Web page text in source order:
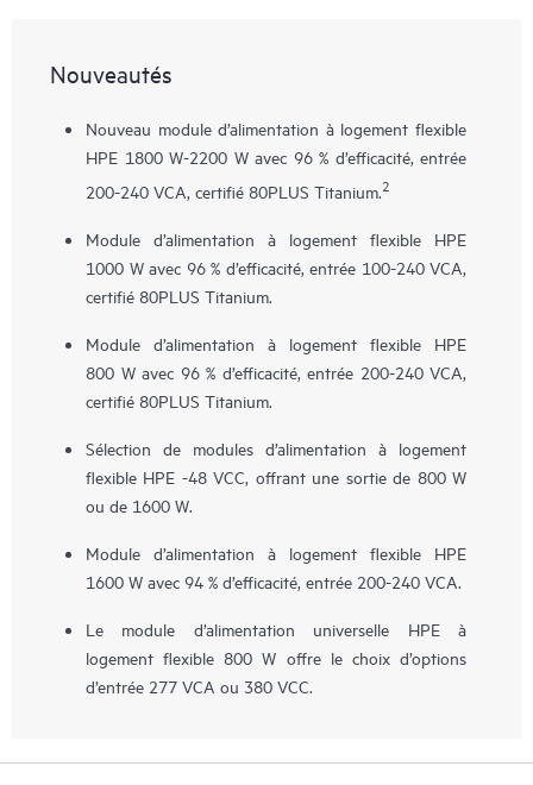
Nouveautés
Nouveau module d’alimentation à logement flexible
HPE 1800 W-2200 W avec 96 % d’efficacité, entrée
200-240 VCA, certifié 80PLUS Titanium.2
Module d’alimentation à logement flexible HPE
1000 W avec 96 % d’efficacité, entrée 100-240 VCA,
certifié 80PLUS Titanium.
Module d’alimentation à logement flexible HPE
800 W avec 96 % d’efficacité, entrée 200-240 VCA,
certifié 80PLUS Titanium.
Sélection de modules d’alimentation à logement
flexible HPE -48 VCC, offrant une sortie de 800 W
ou de 1600 W.
Module d’alimentation à logement flexible HPE
1600 W avec 94 % d’efficacité, entrée 200-240 VCA.
Le module d’alimentation universelle HPE à
logement flexible 800 W offre le choix d’options
d’entrée 277 VCA ou 380 VCC.